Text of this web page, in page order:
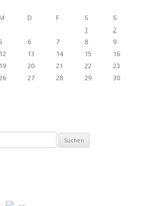
M D F S
S
1
2
6 7 8
9
12 13 14 15
16
19 20 21 22
23
27 28 29
30